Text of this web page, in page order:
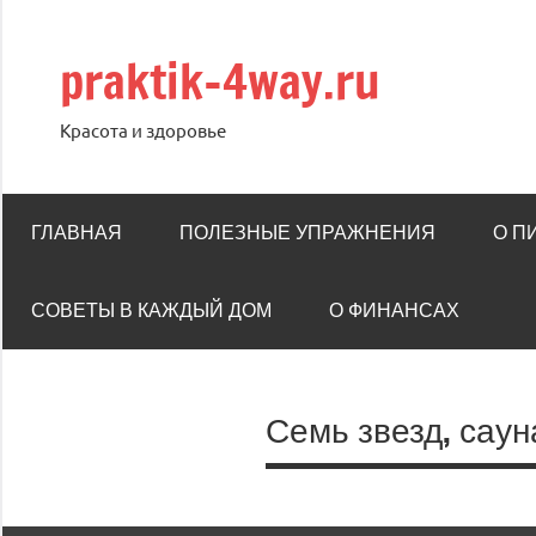
содержимому
praktik-4way.ru
Красота и здоровье
ГЛАВНАЯ ПОЛЕЗНЫЕ УПРАЖНЕНИЯ О
СОВЕТЫ В КАЖДЫЙ ДОМ О ФИНАНСАХ
Семь звезд,